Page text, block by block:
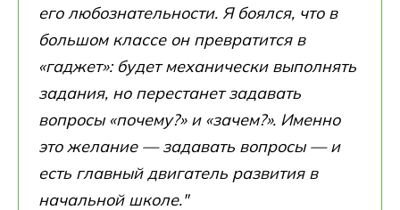
его любознательности. Я боялся, что в
большом классе он превратится в
«гаджет»: будет механически выполнять
задания, но перестанет задавать
вопросы «почему?» и «зачем?». Именно
это желание — задавать вопросы — и
есть главный двигатель развития в
начальной школе."